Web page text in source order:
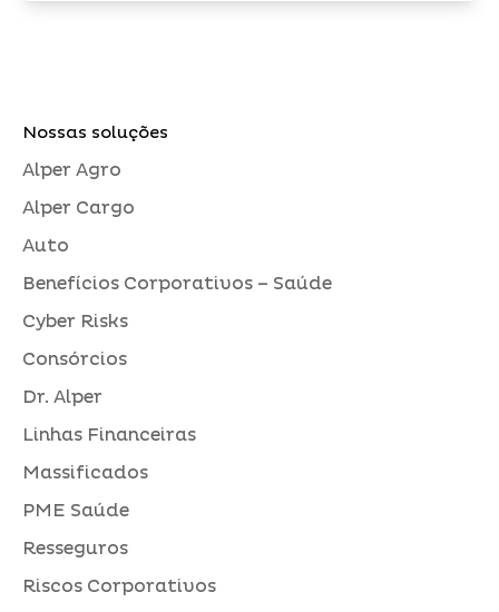
Nossas soluções
Alper Agro
Alper Cargo
Auto
Benefícios Corporativos – Saúde
Cyber Risks
Consórcios
Dr. Alper
Linhas Financeiras
Massificados
PME Saúde
Resseguros
Riscos Corporativos